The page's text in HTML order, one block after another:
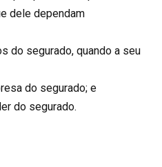
dele dependam
do segurado, quando a seu
do segurado; e
do segurado.